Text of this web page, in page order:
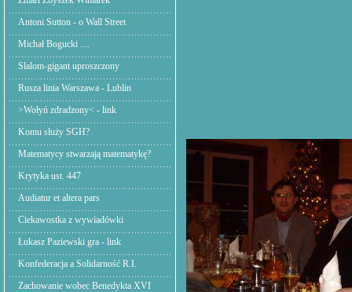
Antoni Sutton - o Wall Street
Michał Bogucki ....
Slalom-gigant uproszczony
Rusza linia Warszawa - Lublin
>Wołyń zdradzony< - link
Komu służy SGH?
Matematycy stwarzają matematykę?
Krytyka ust. 447
Audiatur et altera pars
Ciekawostka z wywiadówki
Łukasz Paziewski gra - link
Konfederacja a Solidarność R.I.
Zachowanie wobec Benedykta XVI